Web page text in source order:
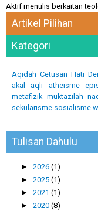
Aktif menulis berkaitan
Artikel Pilihan
Kategori
Aqidah Cetusan Hati
akal
aqli atheisme
metafizik muktazilah
sekularisme sosialisme
Tulisan Dahulu
► 2026 (1)
► 2025 (1)
► 2021 (1)
► 2020 (8)